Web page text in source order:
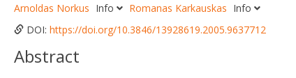
Arnoldas Norkus Info Romanas Karkauskas Info
DOI: https://doi.org/10.3846/13928619.2005.9637712
Abstract